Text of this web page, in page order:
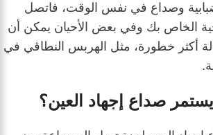
ضبابية وصداع في نفس الوقت، فاتصل
الخاص بك وفي بعض الأحيان يمكن أن
أكثر خطورة، مثل الهربس النطاقي في
صداع إجهاد العين؟